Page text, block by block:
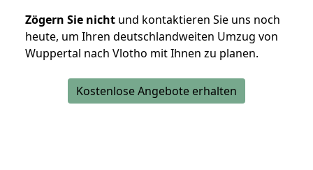
Zögern Sie nicht und kontaktieren Sie uns noch
heute, um Ihren deutschlandweiten Umzug von
Wuppertal nach Vlotho mit Ihnen zu planen.
Kostenlose Angebote erhalten